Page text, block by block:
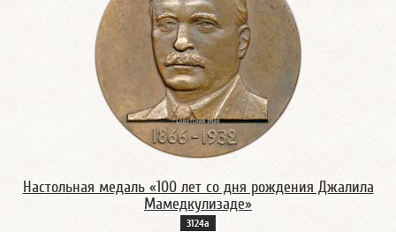
Настольная медаль «100 лет со дня рождения Джалила
Мамедкулизаде»
3124а